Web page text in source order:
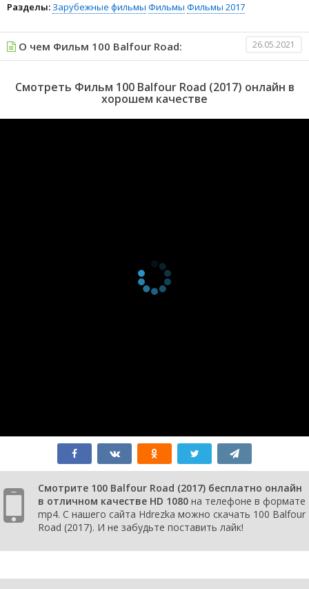
Разделы: Зарубежные фильмы Фильмы Фильмы 2017
О чем Фильм 100 Balfour Road: 26.05.2021
Смотреть Фильм 100 Balfour Road (2017) онлайн в
хорошем качестве
Смотрите 100 Balfour Road (2017) бесплатно онлайн
в отличном качестве HD 1080 на телефоне в формате
mp4. С нашего сайта Hdrezka можно скачать 100 Balfour
Road (2017). И не забудьте поставить лайк!